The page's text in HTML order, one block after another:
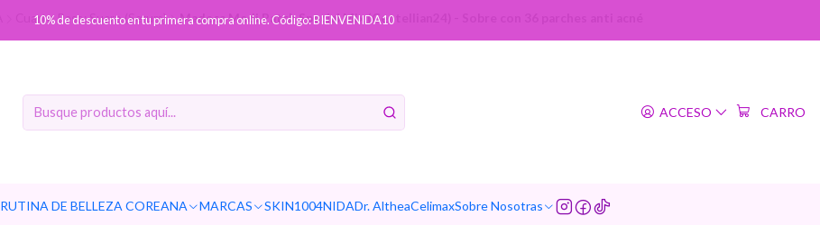
ACCESO CARRO
RUTINA DE BELLEZA COREANA MARCAS SKIN1004NIDADr. AltheaCelimaxSobre Nosotras
10% de descuento en tu primera compra online. Código: BIENVENIDA10
Cuarto Paso: Suero (Serum) Madeca Medi Patch Special Mix (Centellian24) - Sobre con 36 parches anti acné
Madeca Medi Patch Special Mix
(Centellian24) - Sobre con 36
Cantidad
Agregar al Carro